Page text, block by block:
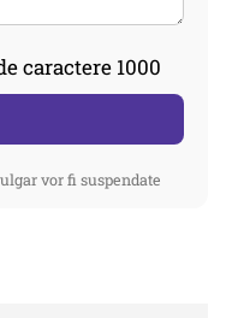
caractere 1000
vor fi suspendate